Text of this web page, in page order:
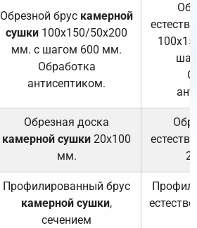
Обрезной брус камерной
сушки 100х150/50х200
мм. с шагом 600 мм.
Обработка
антисептиком.
Обрезная доска
камерной сушки 20х100
мм.
Профилированный брус
камерной сушки,
сечением